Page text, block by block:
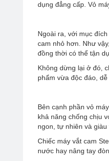
dụng đẳng cấp. Vỏ
Ngoài ra, với mục
cam nhỏ hơn. Như
đồng thời có thể tận
Không dừng lại ở đó,
phẩm vừa độc đáo,
Bên cạnh phần vỏ
khả năng chống chịu
ngon, tự nhiên và giàu
Chiếc máy vắt cam
nước hay nâng tay